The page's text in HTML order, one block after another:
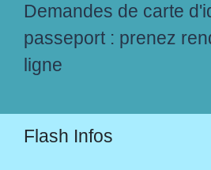
Demandes de carte
passeport : prenez
ligne
Flash Infos